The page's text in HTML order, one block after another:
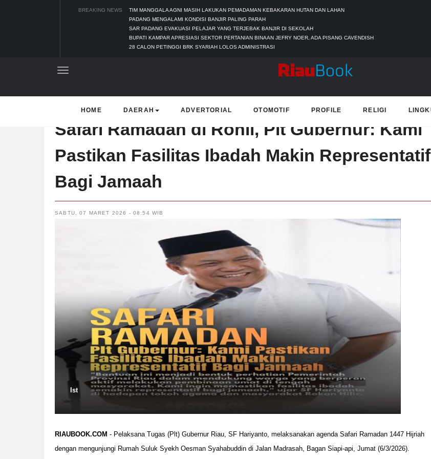
BREAKING NEWS
TIM MANGGALA AGNI MASIH LAKUKAN PEMADAMAN KEBAKARAN HUTAN DAN LAHAN
PADANG MENGALAMI KONDISI BANJIR PALING PARAH
SAR PADANG EVAKUASI PELAJAR YANG TERJEBAK BANJIR DI SEKOLAH
BUPATI KAMPAR APRESIASI SEKTOR PERTANIAN BINAAN JEFRY NOER, ADA PISANG CAVENDISH
28 CALON PETINGGI BRK SYARIAH LOLOS ADMINISTRASI
OTOMOTIF PROFILE
Safari Ramadan di Rohil, Plt Gubernur: Kami
Pastikan Fasilitas Ibadah Makin Representatif
Bagi Jamaah
SABTU, 07 MARET 2026 - 08:54 WIB
Ist
RIAUBOOK.COM - Pelaksana Tugas (Plt) Gubernur Riau, SF Hariyanto, melaksanakan agenda Safari Ramadan 1447 Hijriah
dengan mengunjungi Rumah Suluk Syekh Oesman Syahabuddin di Jalan Madrasah, Bagan Siapi-api, Jumat (6/3/2026).